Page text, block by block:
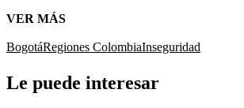
VER MÁS
BogotáRegiones ColombiaInseguridad
Le puede interesar